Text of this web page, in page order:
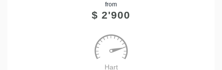
Tweet
from
$ 2'900
Hart